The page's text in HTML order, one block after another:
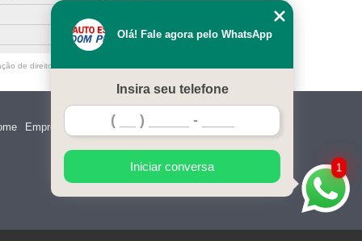
de direito autoral – artigo 184 do Código Penal –
Empresa Serviços Contato Mapa do site
1
Olá! Fale agora pelo WhatsApp
Insira seu telefone
Iniciar conversa